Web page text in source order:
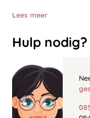
Lees meer
Hulp nodig?